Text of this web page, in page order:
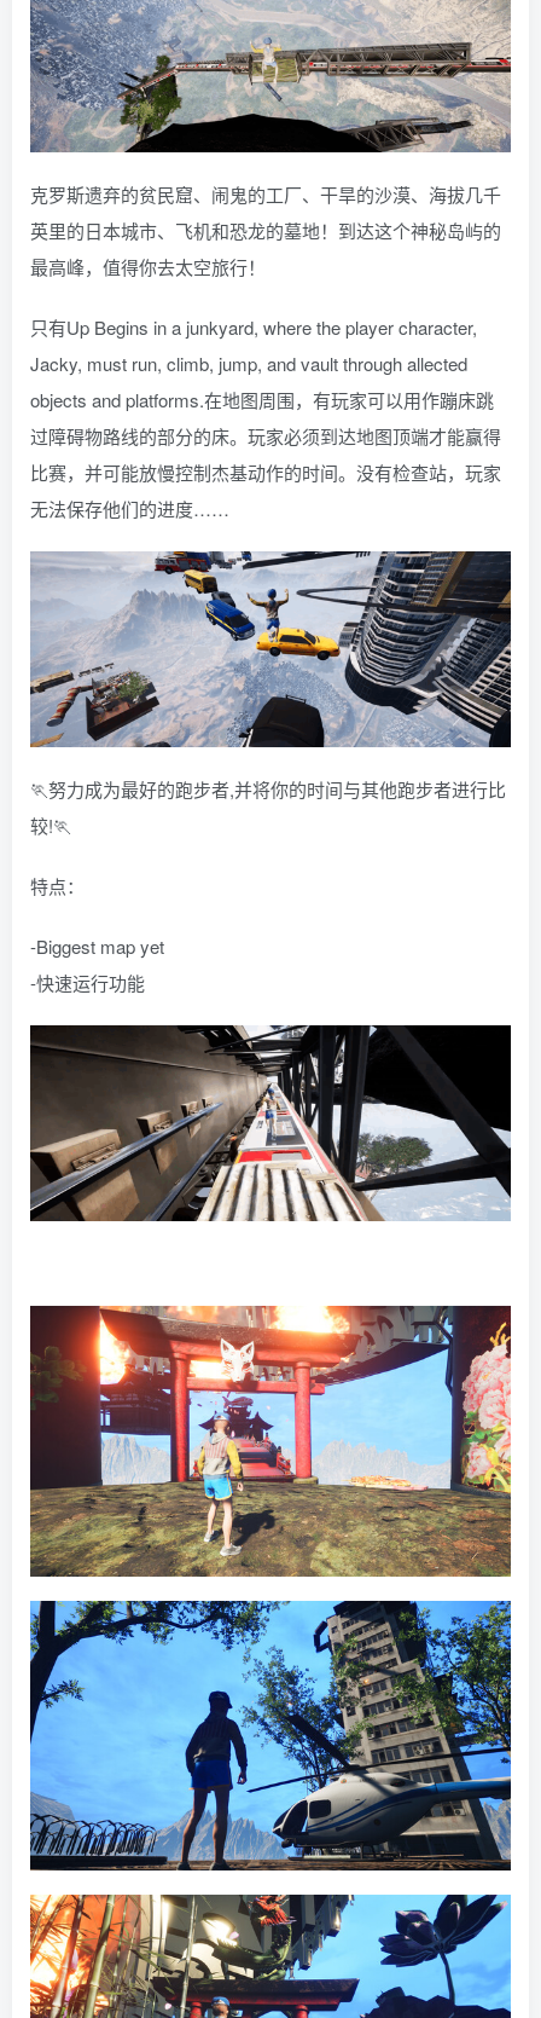
克罗斯遗弃的贫民窟、闹鬼的工厂、干旱的沙漠、海拔几千
英里的日本城市、飞机和恐龙的墓地！到达这个神秘岛屿的
最高峰，值得你去太空旅行！
只有Up Begins in a junkyard, where the player character,
Jacky, must run, climb, jump, and vault through allected
objects and platforms.在地图周围，有玩家可以用作蹦床跳
过障碍物路线的部分的床。玩家必须到达地图顶端才能赢得
比赛，并可能放慢控制杰基动作的时间。没有检查站，玩家
无法保存他们的进度……
🏃努力成为最好的跑步者,并将你的时间与其他跑步者进行比
较!🏃
特点：
-Biggest map yet
-快速运行功能